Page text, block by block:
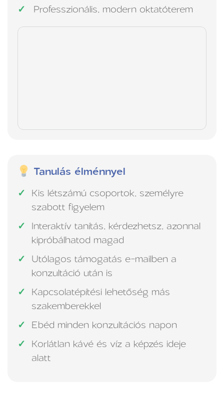
Professzionális, modern oktatóterem
Tanulás élménnyel
Kis létszámú csoportok, személyre
szabott figyelem
Interaktív tanítás, kérdezhetsz, azonnal
kipróbálhatod magad
Utólagos támogatás e-mailben a
konzultáció után is
Kapcsolatépítési lehetőség más
szakemberekkel
Ebéd minden konzultációs napon
Korlátlan kávé és víz a képzés ideje
alatt